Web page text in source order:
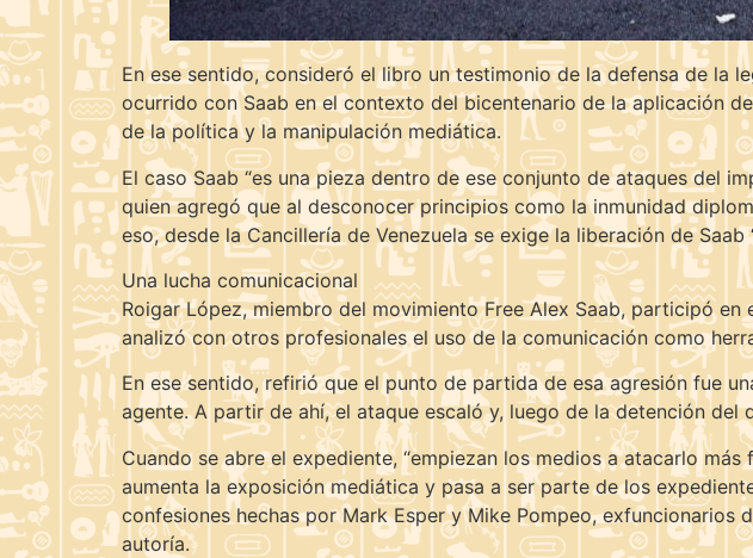
En ese sentido, consideró el libro un testimonio de la defensa de la
ocurrido con Saab en el contexto del bicentenario de la aplicación
de la política y la manipulación mediática.
El caso Saab “es una pieza dentro de ese conjunto de ataques del
quien agregó que al desconocer principios como la inmunidad
eso, desde la Cancillería de Venezuela se exige la liberación de Saab
Una lucha comunicacional
Roigar López, miembro del movimiento Free Alex Saab, participó
analizó con otros profesionales el uso de la comunicación como
En ese sentido, refirió que el punto de partida de esa agresión fue
agente. A partir de ahí, el ataque escaló y, luego de la detención
Cuando se abre el expediente, “empiezan los medios a atacarlo
aumenta la exposición mediática y pasa a ser parte de los
confesiones hechas por Mark Esper y Mike Pompeo,
autoría.